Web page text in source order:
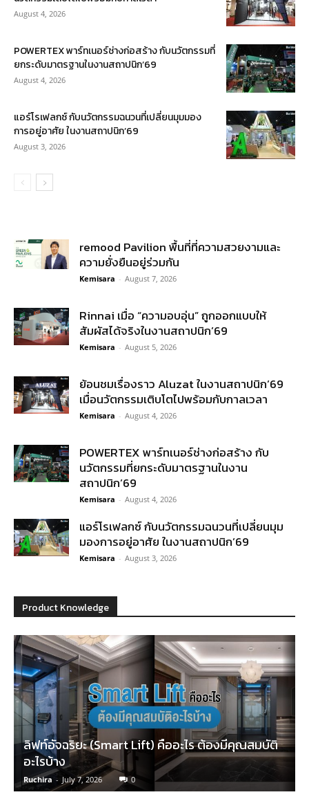
August 4, 2026
POWERTEX พาร์ทเนอร์ช่างก่อสร้าง กับนวัตกรรมที่
ยกระดับมาตรฐานในงานสถาปนิก’69
August 4, 2026
แอร์โรเฟลกซ์ กับนวัตกรรมฉนวนที่เปลี่ยนมุมมอง
การอยู่อาศัย ในงานสถาปนิก’69
August 3, 2026
remood Pavilion พื้นที่ที่ความสวยงามและ
ความยั่งยืนอยู่ร่วมกัน
Kemisara - August 7, 2026
Rinnai เมื่อ “ความอบอุ่น” ถูกออกแบบให้
สัมผัสได้จริงในงานสถาปนิก’69
Kemisara - August 5, 2026
ย้อนชมเรื่องราว Aluzat ในงานสถาปนิก’69
เมื่อนวัตกรรมเติบโตไปพร้อมกับกาลเวลา
Kemisara - August 4, 2026
POWERTEX พาร์ทเนอร์ช่างก่อสร้าง กับ
นวัตกรรมที่ยกระดับมาตรฐานในงาน
สถาปนิก’69
Kemisara - August 4, 2026
แอร์โรเฟลกซ์ กับนวัตกรรมฉนวนที่เปลี่ยนมุม
มองการอยู่อาศัย ในงานสถาปนิก’69
Kemisara - August 3, 2026
Product Knowledge
ลิฟท์อัจฉริยะ (Smart Lift) คืออะไร ต้องมีคุณสมบัติ
อะไรบ้าง
Ruchira - July 7, 2026 0